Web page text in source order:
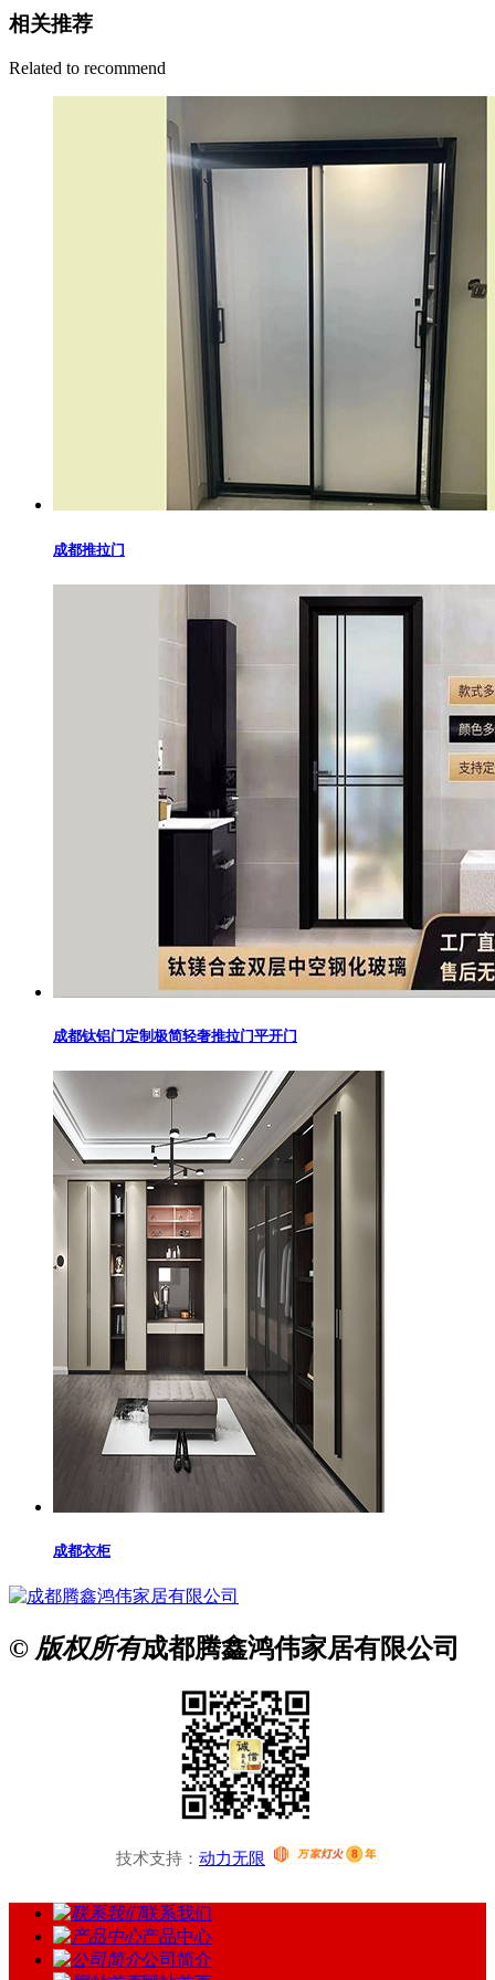
相关推荐
Related to recommend
成都推拉门
成都钛铝门定制极简轻奢推拉门平开门
成都衣柜
© 版权所有成都腾鑫鸿伟家居有限公司
技术支持： 动力无限
联系我们
产品中心
公司简介